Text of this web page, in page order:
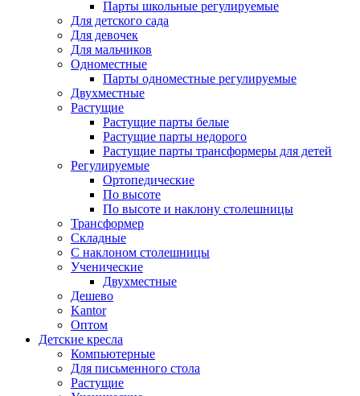
Парты школьные регулируемые
Для детского сада
Для девочек
Для мальчиков
Одноместные
Парты одноместные регулируемые
Двухместные
Растущие
Растущие парты белые
Растущие парты недорого
Растущие парты трансформеры для детей
Регулируемые
Ортопедические
По высоте
По высоте и наклону столешницы
Трансформер
Складные
С наклоном столешницы
Ученические
Двухместные
Дешево
Kantor
Оптом
Детские кресла
Компьютерные
Для письменного стола
Растущие